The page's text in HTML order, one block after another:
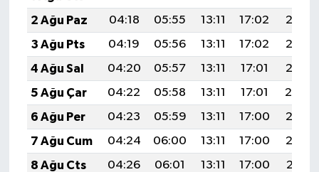
2 Ağu Paz
04:18 05:55 13:11 17:02
20:18
3 Ağu Pts
04:19 05:56 13:11 17:02
20:17
4 Ağu Sal
04:20 05:57 13:11 17:01
20:15
5 Ağu Çar
04:22 05:58 13:11 17:01
20:14
6 Ağu Per
04:23 05:59 13:11 17:00
20:13
7 Ağu Cum
04:24 06:00 13:11 17:00
20:12
8 Ağu Cts
04:26 06:01 13:11 17:00
20:11